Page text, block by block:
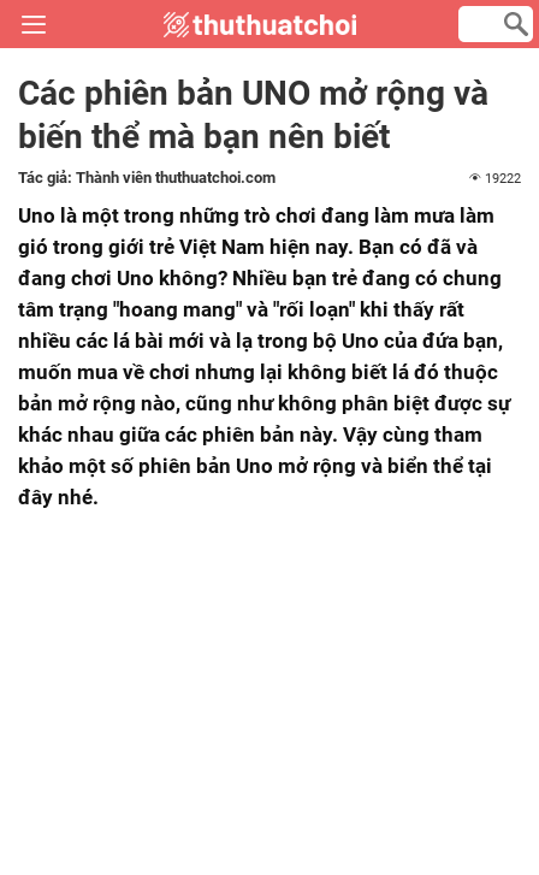
Các phiên bản UNO mở rộng và
biến thể mà bạn nên biết
Tác giả: Thành viên thuthuatchoi.com 19222
Uno là một trong những trò chơi đang làm mưa làm
gió trong giới trẻ Việt Nam hiện nay. Bạn có đã và
đang chơi Uno không? Nhiều bạn trẻ đang có chung
tâm trạng "hoang mang" và "rối loạn" khi thấy rất
nhiều các lá bài mới và lạ trong bộ Uno của đứa bạn,
muốn mua về chơi nhưng lại không biết lá đó thuộc
bản mở rộng nào, cũng như không phân biệt được sự
khác nhau giữa các phiên bản này. Vậy cùng tham
khảo một số phiên bản Uno mở rộng và biển thể tại
đây nhé.